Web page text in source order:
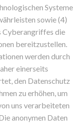
Systeme
sowie (4)
Cyberangriffes die
bereitzustellen.
werden durch
einerseits
den Datenschutz
zu erhöhen, um
uns verarbeiteten
anonymen Daten